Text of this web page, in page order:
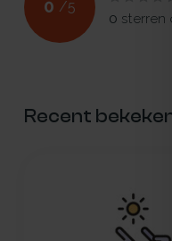
0 /5
0 sterren
Recent